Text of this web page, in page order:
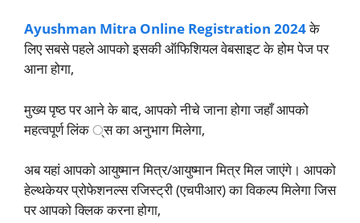
Ayushman Mitra Online Registration 2024के
लिए सबसे पहले आपको इसकी ऑफिशियल वेबसाइट के होम पेज पर
आना होगा,
मुख्य पृष्ठ पर आने के बाद, आपको नीचे जाना होगा जहाँ आपको
महत्वपूर्ण लिंक ्स का अनुभाग मिलेगा,
अब यहां आपको आयुष्मान मित्र/आयुष्मान मित्र मिल जाएंगे। आपको
हेल्थकेयर प्रोफेशनल्स रजिस्ट्री (एचपीआर) का विकल्प मिलेगा जिस
पर आपको क्लिक करना होगा,